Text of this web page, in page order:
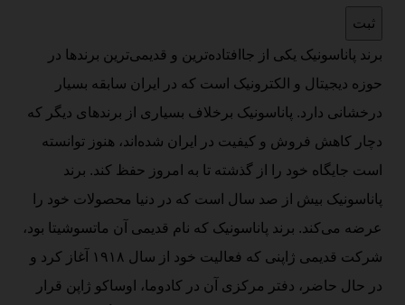
برند پاناسونیک یکی از جاافتاده‌ترین و قدیمی‌ترین برندها در
حوزه دیجیتال و الکترونیک است که در ایران سابقه بسیار
درخشانی دارد. پاناسونیک برخلاف بسیاری از برندهای دیگر که
دچار کاهش فروش و کیفیت در ایران شده‌اند، هنوز توانسته
است جایگاه خود را از گذشته تا به امروز حفظ کند. برند
پاناسونیک بیش از صد سال است که در دنیا محصولات خود را
عرضه می‌کند. برند پاناسونیک که نام قدیمی آن ماتسوشیتا بود،
شرکت قدیمی ژاپنی که فعالیت خود از سال ۱۹۱۸ آغاز کرد و
در حال حاضر، دفتر مرکزی آن در کادوما، اوساکو ژاپن قرار